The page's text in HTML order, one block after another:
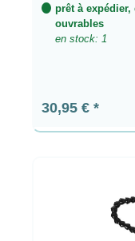
prêt à
ouvrables
en stock: 1
Prix régulier :
30,95 €